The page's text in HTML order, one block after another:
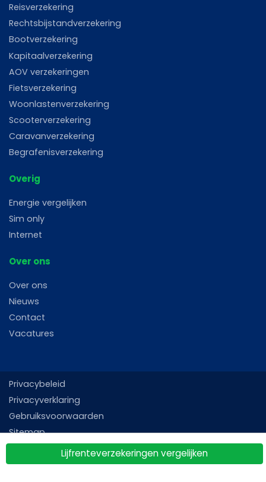
Lijfrenteverzekeringen vergelijken
Reisverzekering
Rechtsbijstandverzekering
Bootverzekering
Kapitaalverzekering
AOV verzekeringen
Fietsverzekering
Woonlastenverzekering
Scooterverzekering
Caravanverzekering
Begrafenisverzekering
Overig
Energie vergelijken
Sim only
Internet
Over ons
Over ons
Nieuws
Contact
Vacatures
Privacybeleid
Privacyverklaring
Gebruiksvoorwaarden
Sitemap